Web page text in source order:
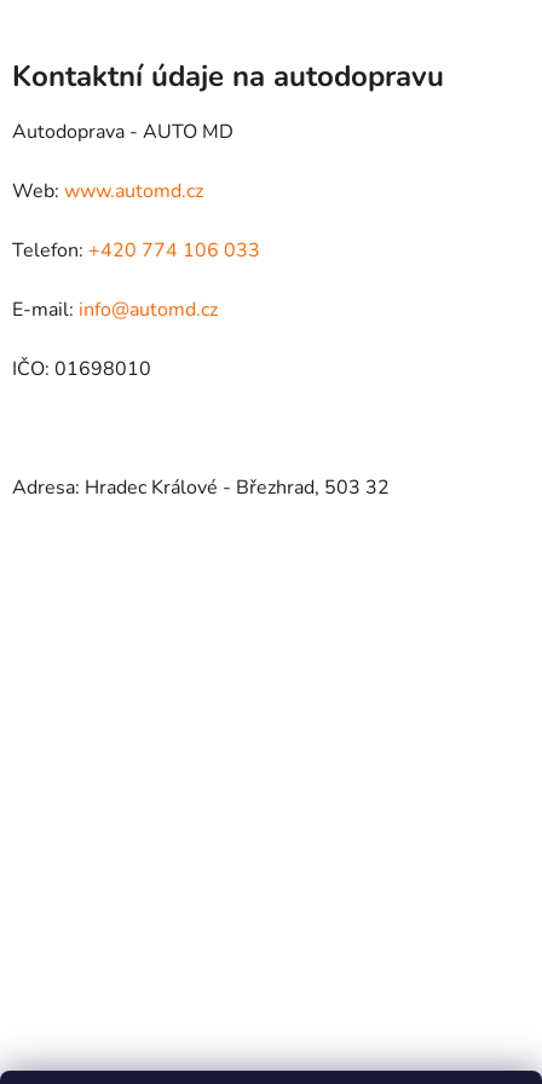
Kontaktní údaje na autodopravu
Autodoprava - AUTO MD
Web: www.automd.cz
Telefon: +420 774 106 033
E-mail: info@automd.cz
IČO: 01698010
Adresa: Hradec Králové - Březhrad, 503 32